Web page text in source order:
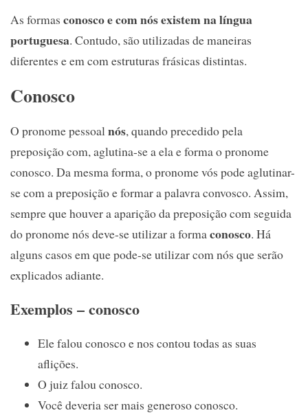
As formas conosco e com nós existem na língua
portuguesa. Contudo, são utilizadas de maneiras
diferentes e em com estruturas frásicas distintas.
Conosco
O pronome pessoalnós, quando precedido pela
preposição com, aglutina-se a ela e forma o pronome
conosco. Da mesma forma, o pronome vós pode aglutinar-
se com a preposição e formar a palavra convosco. Assim,
sempre que houver a aparição da preposição com seguida
do pronome nós deve-se utilizar a formaconosco. Há
alguns casos em que pode-se utilizar com nós que serão
explicados adiante.
Exemplos – conosco
Ele falou conosco e nos contou todas as suas
aflições.
O juiz falou conosco.
Você deveria ser mais generoso conosco.